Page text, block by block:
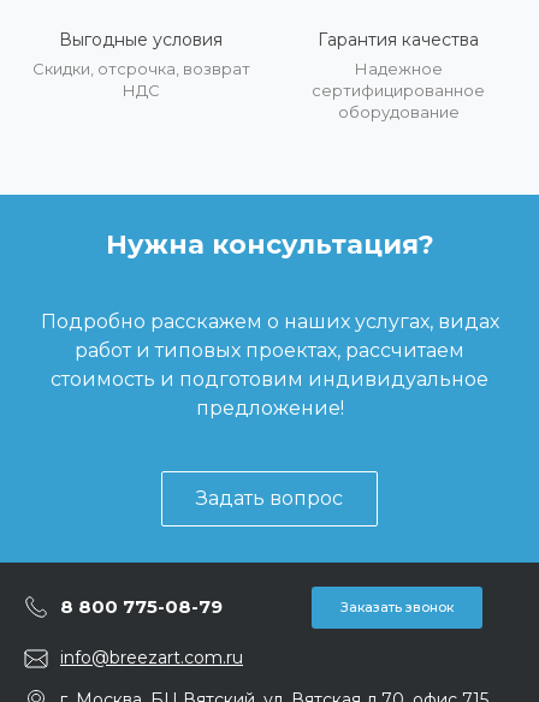
Выгодные условия
Скидки, отсрочка, возврат
НДС
Гарантия качества
Надежное
сертифицированное
оборудование
Нужна консультация?
Подробно расскажем о наших услугах, видах
работ и типовых проектах, рассчитаем
стоимость и подготовим индивидуальное
предложение!
Задать вопрос
8 800 775-08-79 Заказать звонок
info@breezart.com.ru